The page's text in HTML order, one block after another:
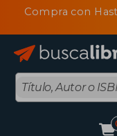
Compra con